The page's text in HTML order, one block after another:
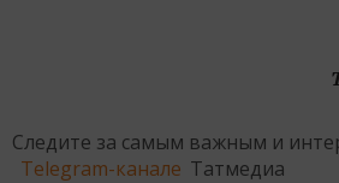
Следите за самым важным и
Telegram-канале Татмедиа